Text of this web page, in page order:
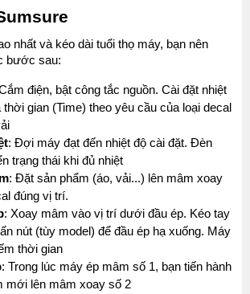
nhất và kéo dài tuổi thọ máy, bạn nên
bước sau:
điện, bật công tắc nguồn. Cài đặt nhiệt
thời gian (Time) theo yêu cầu của loại decal
: Đợi máy đạt đến nhiệt độ cài đặt. Đèn
trạng thái khi đủ nhiệt
: Đặt sản phẩm (áo, vải...) lên mâm xoay
đúng vị trí.
: Xoay mâm vào vị trí dưới đầu ép. Kéo tay
nút (tùy model) để đầu ép hạ xuống. Máy
thời gian
: Trong lúc máy ép mâm số 1, bạn tiến hành
mới lên mâm xoay số 2